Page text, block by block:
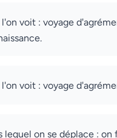
voit : voyage
voit : voyage
lequel on se déplace :